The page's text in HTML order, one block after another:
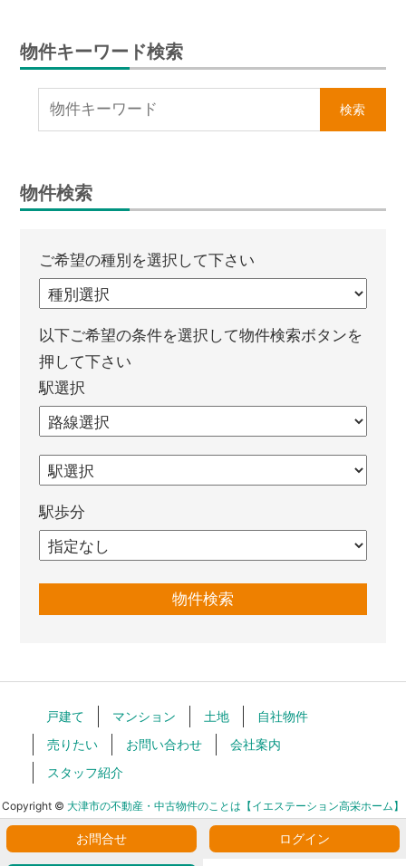
お問合せ ログイン
物件キーワード検索
物件検索
ご希望の種別を選択して下さい
以下ご希望の条件を選択して物件検索ボタンを
押して下さい
駅選択
駅歩分
戸建て マンション 土地
自社物件
売りたい
お問い合わせ
会社案内
スタッフ紹介
Copyright © 大津市の不動産・中古物件のことは【イエステーション高栄ホーム】
All Rights Reserved.